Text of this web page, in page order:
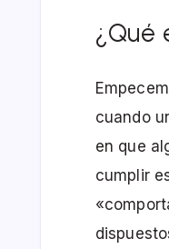
¿Qué
cuando
en que
cumplir